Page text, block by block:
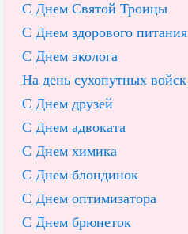
С Днем Святой Троицы
С Днем здорового питания
С Днем эколога
На день сухопутных войск
С Днем друзей
С Днем адвоката
С Днем химика
С Днем блондинок
С Днем оптимизатора
С Днем брюнеток